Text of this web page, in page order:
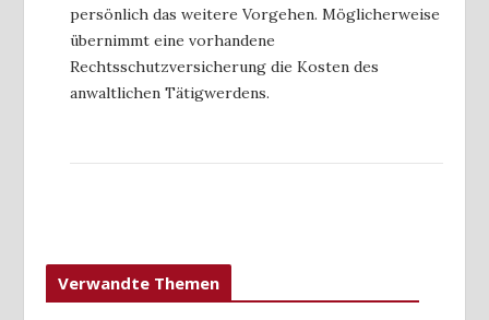
persönlich das weitere Vorgehen. Möglicherweise
übernimmt eine vorhandene
Rechtsschutzversicherung die Kosten des
anwaltlichen Tätigwerdens.
Verwandte Themen